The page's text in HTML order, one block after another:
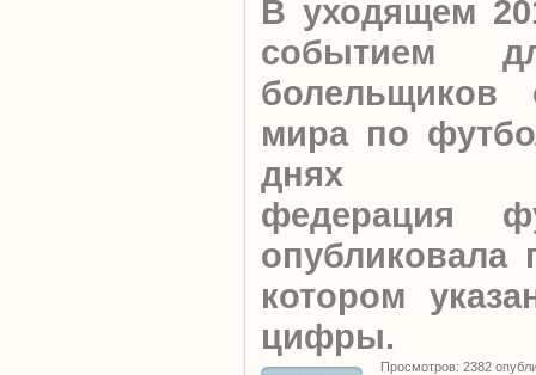
В уходящем
событием
болельщиков
мира по
днях
федерация
опубликовала
котором
цифры.
Просмотров: 2382